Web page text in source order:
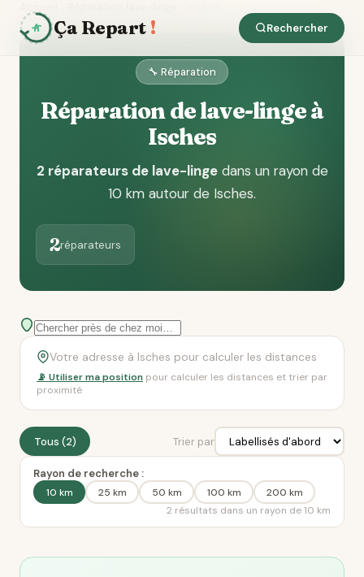
Ça Repart ! Rechercher
🔧 Réparation
Réparation de lave-linge à
Isches
2 réparateurs de lave-lingedans un rayon de
10 km autour de Isches.
2réparateurs
📡 Utiliser ma position pour calculer les distances et trier par
proximité
Tous (2) Trier par
Rayon de recherche :
10 km 25 km 50 km 100 km
200 km
2 résultats dans un rayon de 10 km